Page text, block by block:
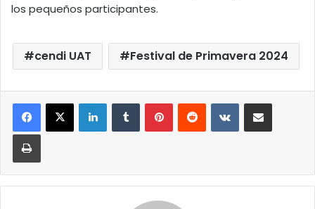
los pequeños participantes.
cendi UAT Festival de Primavera 2024
LinkedInTumblrPinterestReddit VKontakteCompartir por correo
Imprimir